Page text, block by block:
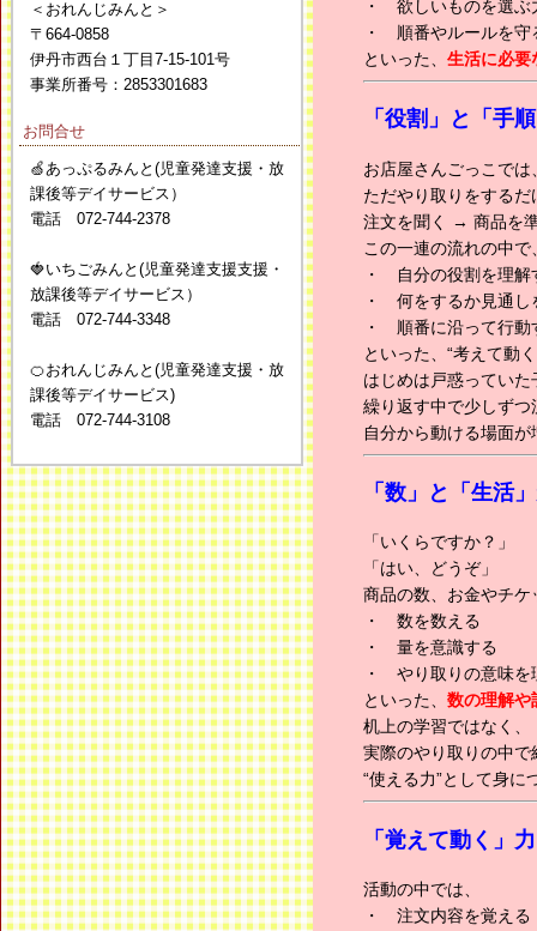
・ 欲しいものを選ぶ
・ 順番やルールを守
といった、 生活に必要
「役割」と「手
お店屋さんごっこでは
ただやり取りをする
注文を聞く → 商品を
この一連の流れの中
・ 自分の役割を理解
・ 何をするか見通し
・ 順番に沿って行動
といった、“考えて動
はじめは戸惑っていた
繰り返す中で少しずつ
自分から動ける場面
「数」と「生活
「いくらですか？」
「はい、どうぞ」
商品の数、お金やチ
・ 数を数える
・ 量を意識する
・ やり取りの意味を
といった、 数の理解や
机上の学習ではなく、
実際のやり取りの中で
“使える力”として身に
「覚えて動く」
活動の中では、
・ 注文内容を覚える
＜おれんじみんと＞
〒664-0858
伊丹市西台１丁目7-15-101号
事業所番号：2853301683
お問合せ
🍏あっぷるみんと(児童発達支援・放
課後等デイサービス）
電話 072-744-2378
🍓いちごみんと(児童発達支援支援・
放課後等デイサービス）
電話 072-744-3348
🍊おれんじみんと(児童発達支援・放
課後等デイサービス)
電話 072-744-3108